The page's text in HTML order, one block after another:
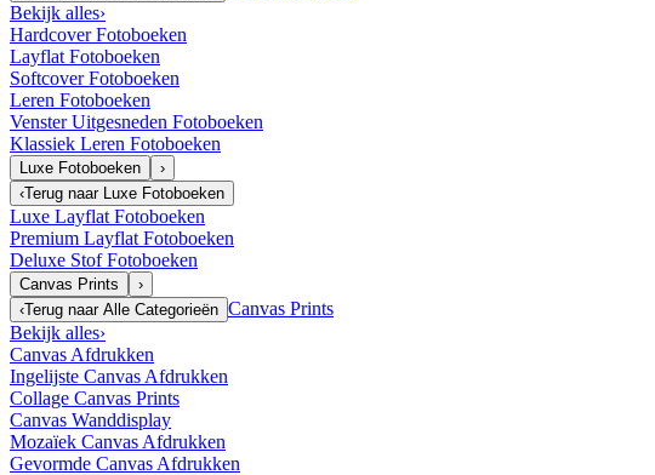
Bekijk alles›
Hardcover Fotoboeken
Layflat Fotoboeken
Softcover Fotoboeken
Leren Fotoboeken
Venster Uitgesneden Fotoboeken
Klassiek Leren Fotoboeken
Luxe Fotoboeken
›
‹Terug naar Luxe Fotoboeken
Luxe Layflat Fotoboeken
Premium Layflat Fotoboeken
Deluxe Stof Fotoboeken
Canvas Prints
›
‹Terug naar Alle Categorieën Canvas Prints
Bekijk alles›
Canvas Afdrukken
Ingelijste Canvas Afdrukken
Collage Canvas Prints
Canvas Wanddisplay
Mozaïek Canvas Afdrukken
Gevormde Canvas Afdrukken